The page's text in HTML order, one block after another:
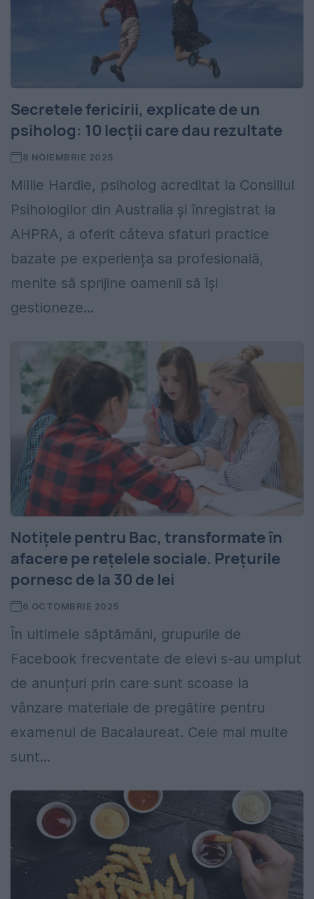
Secretele fericirii, explicate de un
psiholog: 10 lecții care dau rezultate
8 NOIEMBRIE 2025
Millie Hardie, psiholog acreditat la Consiliul
Psihologilor din Australia și înregistrat la
AHPRA, a oferit câteva sfaturi practice
bazate pe experiența sa profesională,
menite să sprijine oamenii să își
gestioneze...
Notițele pentru Bac, transformate în
afacere pe rețelele sociale. Prețurile
pornesc de la 30 de lei
6 OCTOMBRIE 2025
În ultimele săptămâni, grupurile de
Facebook frecventate de elevi s-au umplut
de anunțuri prin care sunt scoase la
vânzare materiale de pregătire pentru
examenul de Bacalaureat. Cele mai multe
sunt...